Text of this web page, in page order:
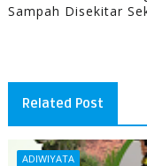
Sampah Disekitar
Related Post
ADIWIYATA